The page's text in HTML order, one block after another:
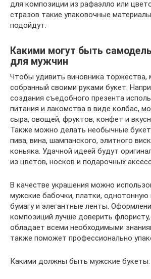
для композиции из рафаэлло или
стразов такие упаковочные
подойдут.
Какими могут быть
для мужчин
Чтобы удивить виновника торжества,
собранный своими руками букет.
создания съедобного презента
питания и лакомства в виде колбас,
сыра, овощей, фруктов, конфет и
Также можно делать необычные
пива, вина, шампанского, элитного
коньяка. Удачной идеей будут
из цветов, носков и подарочных
В качестве украшения можно
мужские бабочки, платки,
бумагу и элегантные ленты.
композиций лучше доверить
обладает всеми необходимыми
также поможет профессионально
Какими должны быть мужские букеты: